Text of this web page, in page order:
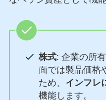
株式: 企業の所
面では製品価格
ため、 インフレ
機能します。